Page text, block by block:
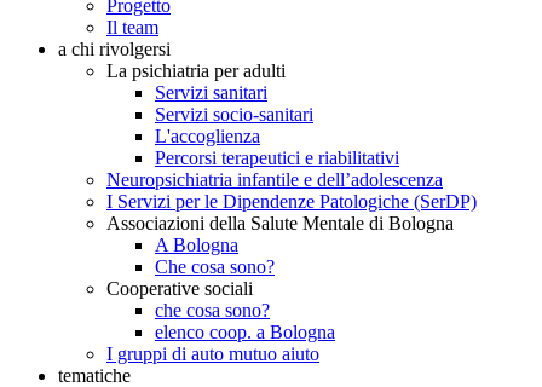
Progetto
Il team
a chi rivolgersi
La psichiatria per adulti
Servizi sanitari
Servizi socio-sanitari
L'accoglienza
Percorsi terapeutici e riabilitativi
Neuropsichiatria infantile e dell’adolescenza
I Servizi per le Dipendenze Patologiche (SerDP)
Associazioni della Salute Mentale di Bologna
A Bologna
Che cosa sono?
Cooperative sociali
che cosa sono?
elenco coop. a Bologna
I gruppi di auto mutuo aiuto
tematiche